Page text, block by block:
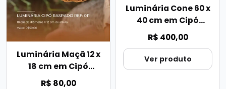
Luminária Maçã 12 x
18 cm em Cipó
Raspado
R$ 80,00
Luminária Cone 60 x
40 cm em Cipó
Raspado
R$ 400,00
Ver produto